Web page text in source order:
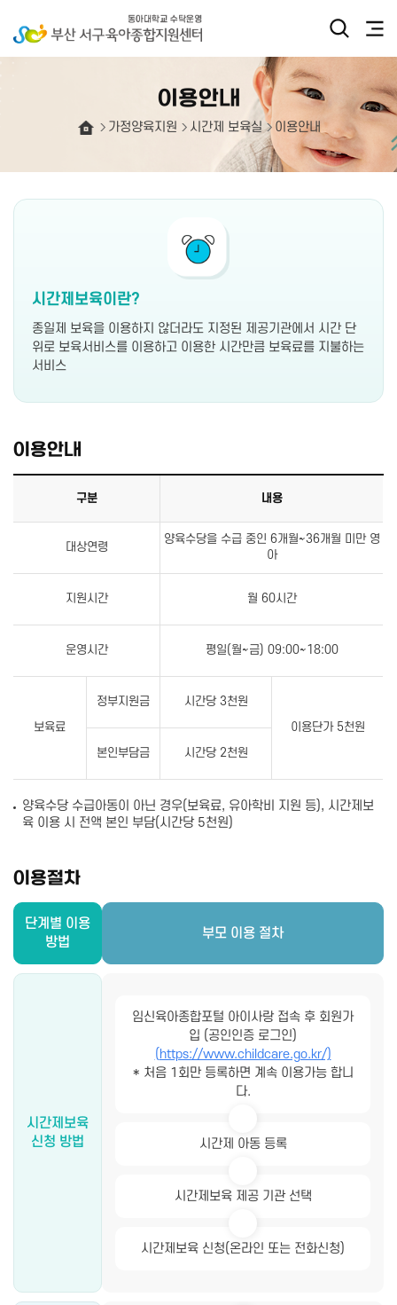
이용안내
가정양육지원 시간제 보육실 이용안내
시간제보육이란?
종일제 보육을 이용하지 않더라도 지정된 제공기관에서 시간 단
위로 보육서비스를 이용하고 이용한 시간만큼 보육료를 지불하는
서비스
이용안내
구분 내용
대상연령
양육수당을 수급 중인 6개월~36개월 미만 영
아
지원시간 월 60시간
운영시간 평일(월~금) 09:00~18:00
보육료
정부지원금
시간당 3천원
이용단가 5천원
본인부담금
시간당 2천원
양육수당 수급아동이 아닌 경우(보육료, 유아학비 지원 등), 시간제보
육 이용 시 전액 본인 부담(시간당 5천원)
이용절차
단계별 이용
방법
부모 이용 절차
시간제보육
신청 방법
임신육아종합포털 아이사랑 접속 후 회원가
입 (공인인증 로그인)
(https://www.childcare.go.kr/)
* 처음 1회만 등록하면 계속 이용가능 합니
다.
시간제 아동 등록
시간제보육 제공 기관 선택
시간제보육 신청(온라인 또는 전화신청)